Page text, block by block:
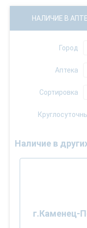
НАЛИЧИЕ В
Город
Аптека
Сортировка
Наличие в
г.Каменец-